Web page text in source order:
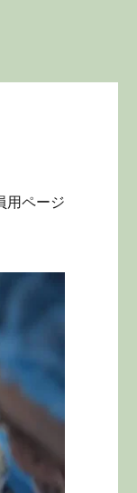
用ページ